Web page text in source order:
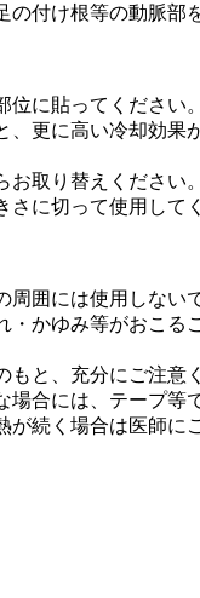
付け根等の動脈部
位に貼ってください。
、更に高い冷却効果
お取り替えください。
さに切って使用して
周囲には使用しない
・かゆみ等がおこ
もと、充分にご注意
場合には、テープ
が続く場合は医師に